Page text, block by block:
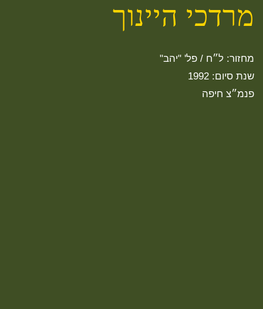
מרדכי היינוך
מחזור: ל״ח / פל' "יהב"
שנת סיום: 1992
פנמ״צ חיפה